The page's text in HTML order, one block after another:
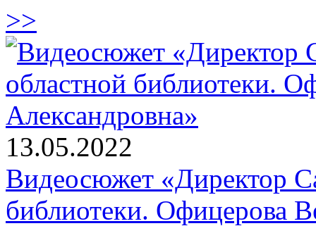
>>
13.05.2022
Видеосюжет «Директор
библиотеки. Офицерова